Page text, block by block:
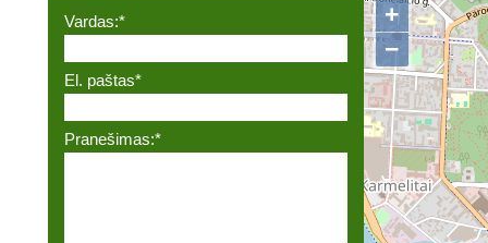
Vardas:*
El. paštas*
Pranešimas:*
+
−